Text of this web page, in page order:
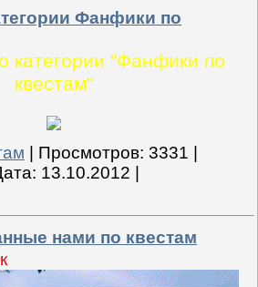
Фанфики по
категории "Фанфики по
квестам"
Просмотров: 3331
13.10.2012
нами по квестам